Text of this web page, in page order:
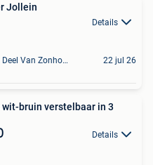
Jollein
Details
Houthalen+ Deel Van Zonhoven En Zolder 22 jul 26
wit-bruin verstelbaar in 3
Details